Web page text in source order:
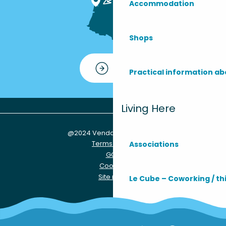
Accommodation
Shops
Practical information
Living Here
Associations
Le Cube – Coworking /
Practical info
Contact
@2024 Vendays-Montalivet
Terms of use
GCU
Cookies
Site map